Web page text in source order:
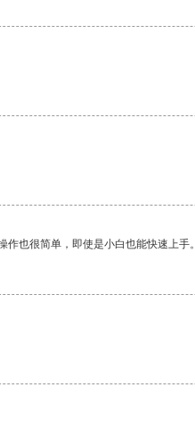
也很简单，即使是小白也能快速上手。